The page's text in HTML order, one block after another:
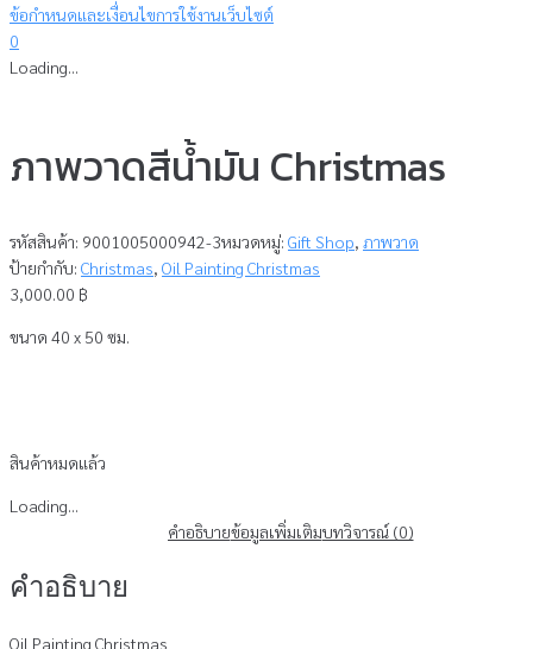
ข้อกำหนดและเงื่อนไขการใช้งานเว็บไซต์
0
Loading...
ภาพวาดสีน้ำมัน Christmas
รหัสสินค้า: 9001005000942-3หมวดหมู่: Gift Shop, ภาพวาด
ป้ายกำกับ: Christmas, Oil Painting Christmas
3,000.00 ฿
ขนาด 40 x 50 ซม.
สินค้าหมดแล้ว
Loading...
คำอธิบายข้อมูลเพิ่มเติมบทวิจารณ์ (0)
คำอธิบาย
Oil Painting Christmas